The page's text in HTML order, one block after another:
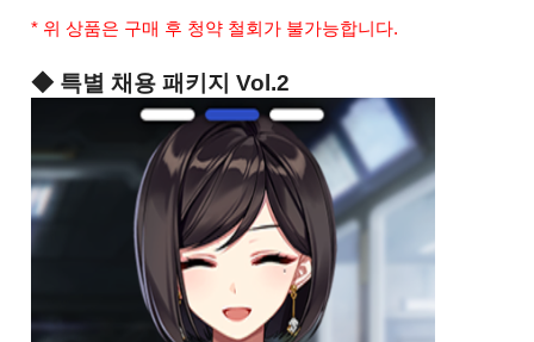
* 위 상품은 구매 후 청약 철회가 불가능합니다.
◆ 특별 채용 패키지 Vol.2